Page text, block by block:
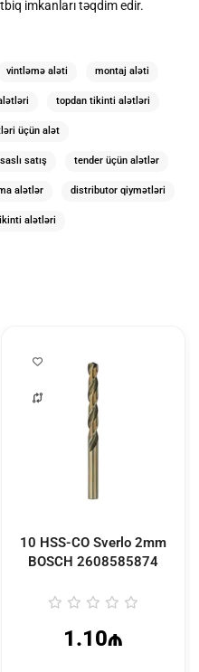
imkanları təqdim edir.
vintləmə aləti montaj aləti
topdan tikinti alətləri
üçün alət
satış tender üçün alətlər
alətlər distributor qiymətləri
alətləri
10 HSS-CO Sverlo 2mm
BOSCH 2608585874
1.10₼